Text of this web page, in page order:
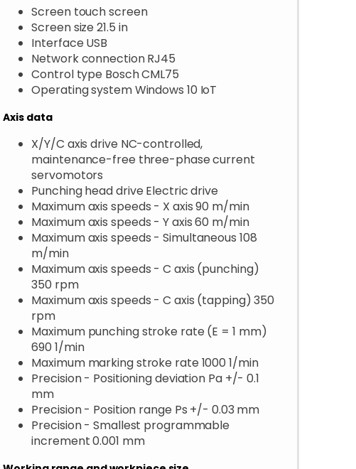
Screen touch screen
Screen size 21.5 in
Interface USB
Network connection RJ45
Control type Bosch CML75
Operating system Windows 10 IoT
Axis data
X/Y/C axis drive NC-controlled,
maintenance-free three-phase current
servomotors
Punching head drive Electric drive
Maximum axis speeds - X axis 90 m/min
Maximum axis speeds - Y axis 60 m/min
Maximum axis speeds - Simultaneous 108
m/min
Maximum axis speeds - C axis (punching)
350 rpm
Maximum axis speeds - C axis (tapping) 350
rpm
Maximum punching stroke rate (E = 1 mm)
690 1/min
Maximum marking stroke rate 1000 1/min
Precision - Positioning deviation Pa +/- 0.1
mm
Precision - Position range Ps +/- 0.03 mm
Precision - Smallest programmable
increment 0.001 mm